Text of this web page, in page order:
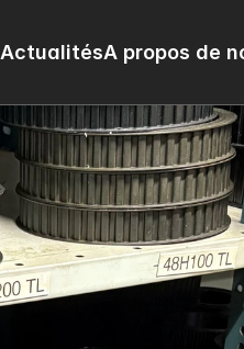
ActualitésA propos de